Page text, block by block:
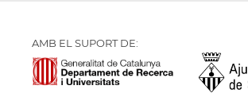
AMB EL SUPORT DE: